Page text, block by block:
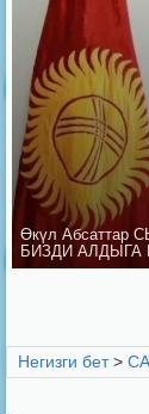
Өкүл Абсаттар
БИЗДИ АЛДЫГА
Негизги бет>